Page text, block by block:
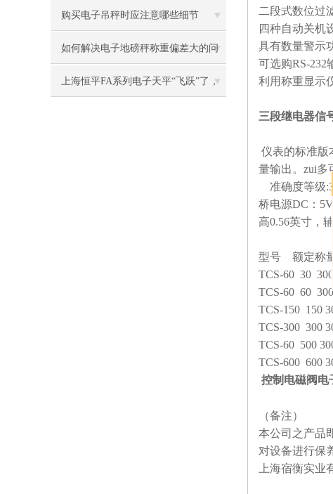
购买电子吊秤时应注意哪些细节
如何解决电子地磅秤称重偏差大的问
题？
上海恒平FA系列电子天平“飞跃”了，
二段式数位过
四种自动关机
具有数量警示
可选购RS-232
利用称重显示
三段继电器信
仪表的标准版
量输出。zui多
准确度等级:3
桥电源DC ： 5V
高0.56英寸，
型号 额定称量
TCS-60 30
TCS-60 60
TCS-150 150
TCS-300 300
TCS-60 500
TCS-600 600
控制电磁阀电
（备注）
本公司之产品
对设备进行保
上海宿衡实业